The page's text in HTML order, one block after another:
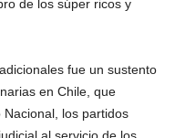
de los súper ricos y
fue un sustento
en Chile, que
los partidos